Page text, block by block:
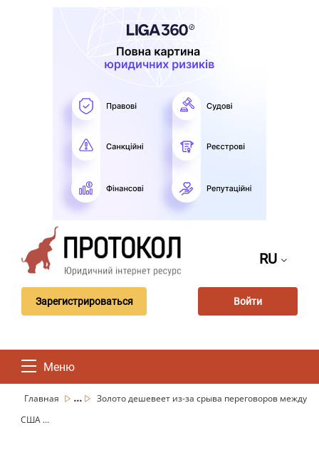
RU
Зарегистрироваться Войти
Меню
Главная ...
Золото дешевеет из-за срыва переговоров между
США ...